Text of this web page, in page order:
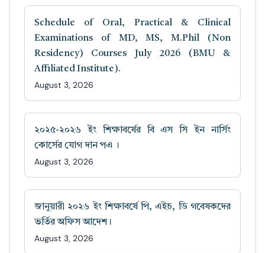
Schedule of Oral, Practical & Clinical
Examinations of MD, MS, M.Phil (Non
Residency) Courses July 2026 (BMU &
Affiliated Institute).
August 3, 2026
২০২৫-২০২৬ ইং শিক্ষাবর্ষের বি এস সি ইন নার্সিং
কোর্সের যোগ দান পএ ।
August 3, 2026
জানুয়ারী ২০২৬ ইং শিক্ষাবর্ষে পি, এইচ, ডি গবেষকদের
ভর্তির অফিস আদেশ।
August 3, 2026